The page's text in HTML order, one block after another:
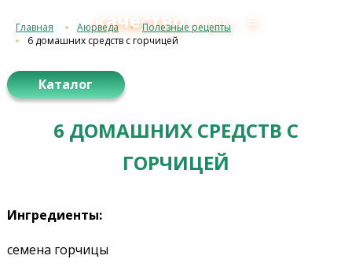
качествос 1993 г. ≡
Главная Аюрведа
Полезные рецепты
6 домашних средств с горчицей
Каталог
6 ДОМАШНИХ СРЕДСТВ С
ГОРЧИЦЕЙ
Ингредиенты:
семена горчицы